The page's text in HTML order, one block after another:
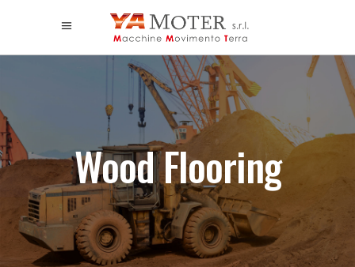
Wood Flooring